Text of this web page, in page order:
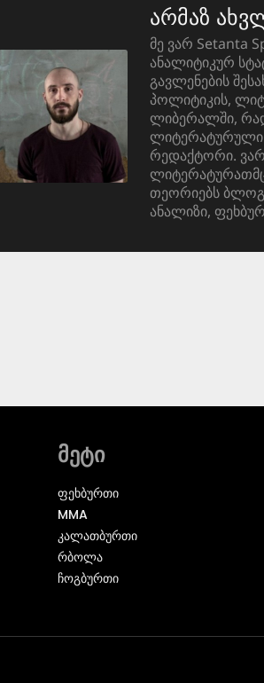
არმაზ
მე ვარ Setanta
ანალიტიკურ
გავლენების
პოლიტიკის,
ლიბერალში,
ლიტერატურული
რედაქტორი.
თეორიებს
ანალიზი,
მეტი
ᲤᲔᲮᲑᲣᲠᲗᲘ
MMA
ᲙᲐᲚᲐᲗᲑᲣᲠᲗᲘ
ᲠᲑᲝᲚᲐ
ᲩᲝᲒᲑᲣᲠᲗᲘ